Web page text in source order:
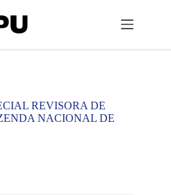
REVISORA DE
NACIONAL DE